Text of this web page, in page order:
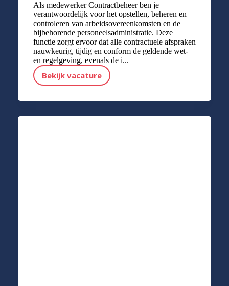
Als medewerker Contractbeheer ben je
verantwoordelijk voor het opstellen, beheren en
controleren van arbeidsovereenkomsten en de
bijbehorende personeelsadministratie. Deze
functie zorgt ervoor dat alle contractuele afspraken
nauwkeurig, tijdig en conform de geldende wet-
en regelgeving, evenals de i...
Bekijk vacature
Medewerker contractbeheer